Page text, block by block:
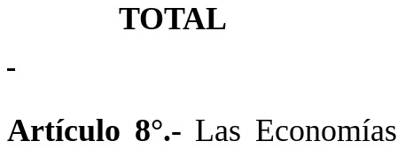
Artículo 8°.- Las